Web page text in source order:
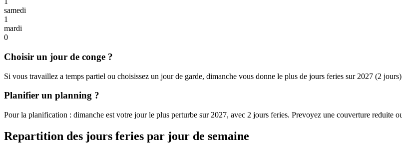
samedi
1
mardi
0
Choisir un jour de conge ?
Si vous travaillez a temps partiel ou choisissez un jour de garde, dimanche vous donne le plus de jours feries sur 2027 (2
Planifier un planning ?
Pour la planification : dimanche est votre jour le plus perturbe sur 2027, avec 2 jours feries. Prevoyez une couverture reduite
Repartition des jours feries par jour de semaine